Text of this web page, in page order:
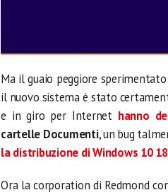
Ma il guaio peggiore
il nuovo sistema è stato
e in giro per Internet hanno
cartelle Documenti, un bug
la distribuzione di Windows 10
Ora la corporation di Redmond